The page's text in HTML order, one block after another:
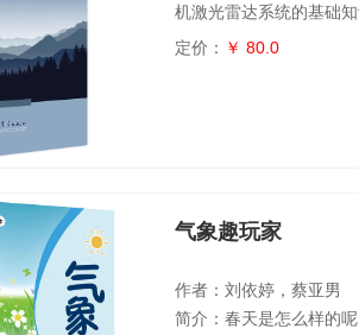
机激光雷达系统的基础
之后，对不同激光雷达
定价： ￥ 80.0
气象趣玩家
作者：刘依婷，蔡亚男
简介：春天是怎么样的